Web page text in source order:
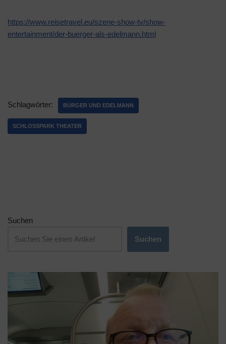
https://www.reisetravel.eu/szene-show-tv/show-
entertainment/der-buerger-als-edelmann.html
Schlagwörter: BÜRGER UND EDELMANN
SCHLOSSPARK THEATER
Suchen
Suchen